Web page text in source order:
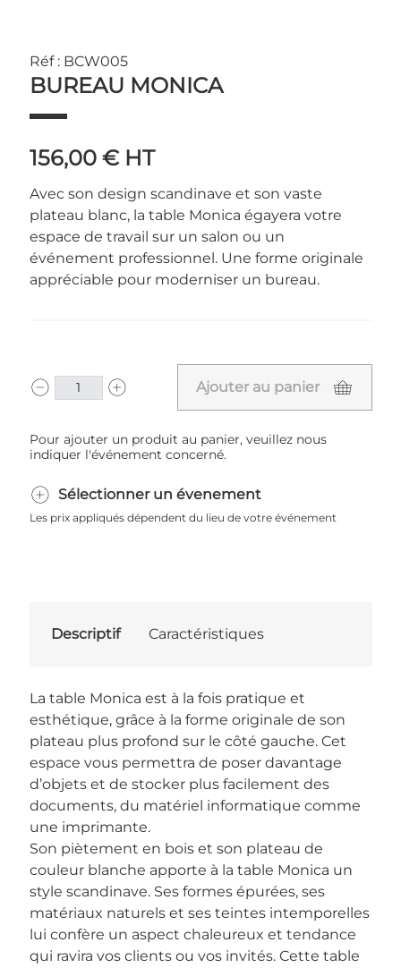
Réf : BCW005
BUREAU MONICA
156,00 € HT
Avec son design scandinave et son vaste
plateau blanc, la table Monica égayera votre
espace de travail sur un salon ou un
événement professionnel. Une forme originale
appréciable pour moderniser un bureau.
Ajouter au panier
Pour ajouter un produit au panier, veuillez nous
indiquer l'événement concerné.
Sélectionner un évenement
Les prix appliqués dépendent du lieu de votre événement
Descriptif Caractéristiques
La table Monica est à la fois pratique et
esthétique, grâce à la forme originale de son
plateau plus profond sur le côté gauche. Cet
espace vous permettra de poser davantage
d’objets et de stocker plus facilement des
documents, du matériel informatique comme
une imprimante.
Son piètement en bois et son plateau de
couleur blanche apporte à la table Monica un
style scandinave. Ses formes épurées, ses
matériaux naturels et ses teintes intemporelles
lui confère un aspect chaleureux et tendance
qui ravira vos clients ou vos invités. Cette table